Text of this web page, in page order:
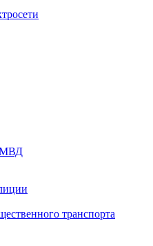
МВД
транспорта